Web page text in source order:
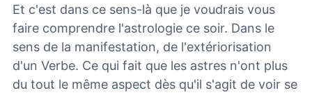
Et c'est dans ce sens-là que je voudrais vous
faire comprendre l'astrologie ce soir. Dans le
sens de la manifestation, de l'extériorisation
d'un Verbe. Ce qui fait que les astres n'ont plus
du tout le même aspect dès qu'il s'agit de voir se